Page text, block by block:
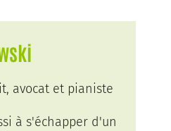
avocat et pianiste
à s'échapper d'un